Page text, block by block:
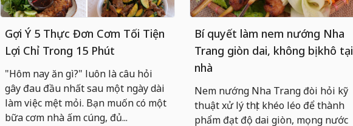
Gợi Ý 5 Thực Đơn Cơm Tối Tiện
Lợi Chỉ Trong 15 Phút
"Hôm nay ăn gì?" luôn là câu hỏi
gây đau đầu nhất sau một ngày dài
làm việc mệt mỏi. Bạn muốn có một
bữa cơm nhà ấm cúng, đủ...
Bí quyết làm nem nướng Nha
Trang giòn dai, không bị khô tại
nhà
Nem nướng Nha Trang đòi hỏi kỹ
thuật xử lý thịt khéo léo để thành
phẩm đạt độ dai giòn, mọng nước